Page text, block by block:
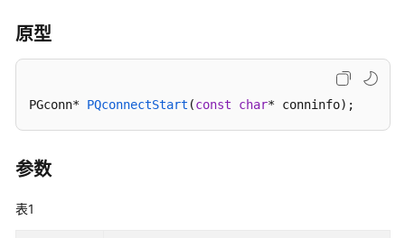
绍
费
原型
PGconn* PQconnectStart (const char* conninfo) ;
参数
表1